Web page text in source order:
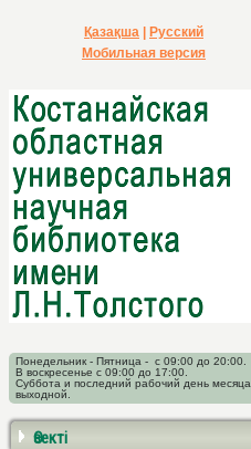
Қазақша
Русский
Мобильная версия
Понедельник - Пятница - с 09:00 до 20:00.
В воскресенье с 09:00 до 17:00.
Суббота и последний рабочий день месяца
выходной.
Өзекті